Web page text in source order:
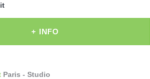
+ INFO
Paris - Studio